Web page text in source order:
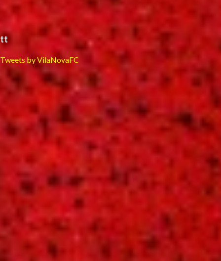
tt
Tweets by VilaNovaFC